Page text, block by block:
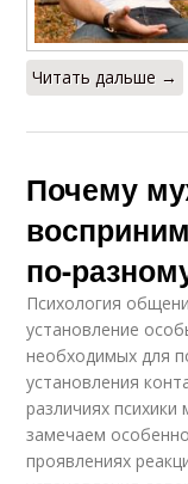
Читать дальше →
Почему
по-
Психология
установление
необходимых для
установления
различиях
замечаем
проявлениях